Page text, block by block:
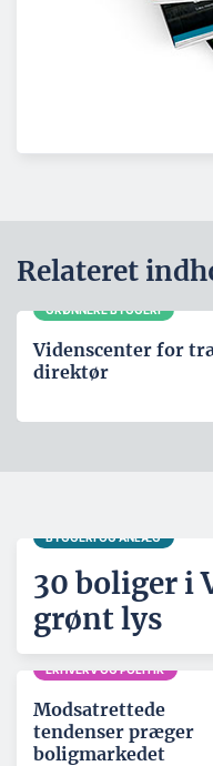
Relateret
GRØNNERE BYGGERI
Videnscenter for
direktør
BYGGERI OG ANLÆG
30 boliger i
grønt lys
ERHVERV OG POLITIK
Modsatrettede
tendenser præger
boligmarkedet